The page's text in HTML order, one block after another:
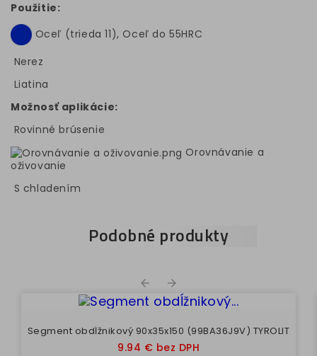
Použitie:
Oceľ (trieda 11), Oceľ do 55HRC
Nerez
Liatina
Možnosť aplikácie:
Rovinné brúsenie
Orovnávanie a
oživovanie
S chladením
Podobné produkty
 
Segment obdĺžnikový 90x35x150 (99BA36J9V) TYROLIT
Cena
9.94 € bez DPH